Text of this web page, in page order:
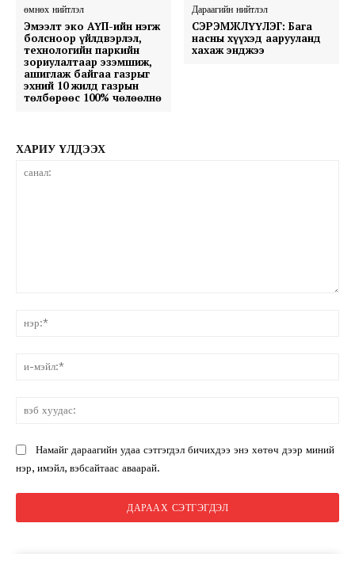
өмнөх нийтлэл
Эмээлт эко АҮП-ийн нэгж
болсноор үйлдвэрлэл,
технологийн паркийн
зориулалтаар эзэмшиж,
ашиглаж байгаа газрыг
эхний 10 жилд газрын
төлбөрөөс 100% чөлөөлнө
Дараагийн нийтлэл
СЭРЭМЖЛҮҮЛЭГ: Бага
насны хүүхэд аарууланд
хахаж энджээ
ХАРИУ ҮЛДЭЭХ
Намайг дараагийн удаа сэтгэгдэл бичихдээ энэ хөтөч дээр миний
нэр, имэйл, вэбсайтаас аваарай.